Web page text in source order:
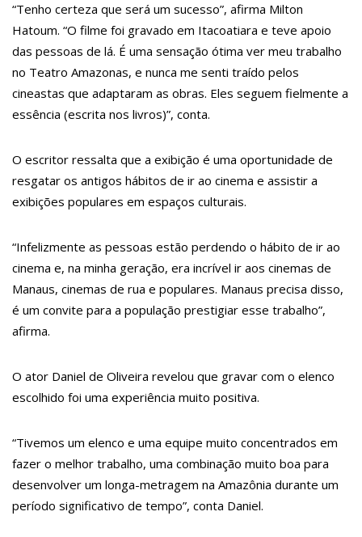
a Pessoas com Deficiência
11:09Bruna Biancardi ganha mimo de R$ 820 de Neymar: ‘Se fez
presente mesmo distante’
14:30Wilson Lima entrega Caimi Ada Rodrigues Viana revitalizado à
população idosa da zona oeste
Confira quais bairros de Manaus ficarão sem energia nesta
segunda-feira (15)
14:17Motoristas de aplicativo entram em greve em todo o Brasil
13:52Jovem sofre queimaduras de 1º grau no rosto após celular
explodir
13:35Mulher morre atropelada a caminho do trabalho em Manaus
13:05Cultura Manaus: 21ª Semana Nacional de Museus conta com
um ano de relacionamento a distância
Prefeitura de Manaus realiza 1ª Feira Folclórica no Centro
Cultural Povos da Amazônia
12:56OMS declara fim da emergência em saúde por mpox
12:45
Fornecedores entram com pedido de falência das lojas Marisa
11:19Secretaria de Fazenda alerta para golpes com pagamento
10:43Bolsonaro virá a Manaus ainda este ano para fortalecer pré-
candidatura de coronel Menezes à Prefeitura de Manaus em 2024
10:26Ex-noivo de Marília Mendonça choca fãs com homenagem a
sexo pela primeira vez
12:56 Virginia Fonseca mente sobre avião e Zé Felipe enfrenta crise
12:46Enfermeiros do HPS 28 de Agosto são aprovados em processo
seletivo do Hospital Freiberg, na Alemanha
“Tenho certeza que será um sucesso”, afirma Milton
Hatoum. “O filme foi gravado em Itacoatiara e teve apoio
das pessoas de lá. É uma sensação ótima ver meu trabalho
no Teatro Amazonas, e nunca me senti traído pelos
cineastas que adaptaram as obras. Eles seguem fielmente a
essência (escrita nos livros)”, conta.
O escritor ressalta que a exibição é uma oportunidade de
resgatar os antigos hábitos de ir ao cinema e assistir a
exibições populares em espaços culturais.
“Infelizmente as pessoas estão perdendo o hábito de ir ao
cinema e, na minha geração, era incrível ir aos cinemas de
Manaus, cinemas de rua e populares. Manaus precisa disso,
é um convite para a população prestigiar esse trabalho”,
afirma.
O ator Daniel de Oliveira revelou que gravar com o elenco
escolhido foi uma experiência muito positiva.
“Tivemos um elenco e uma equipe muito concentrados em
fazer o melhor trabalho, uma combinação muito boa para
desenvolver um longa-metragem na Amazônia durante um
período significativo de tempo”, conta Daniel.